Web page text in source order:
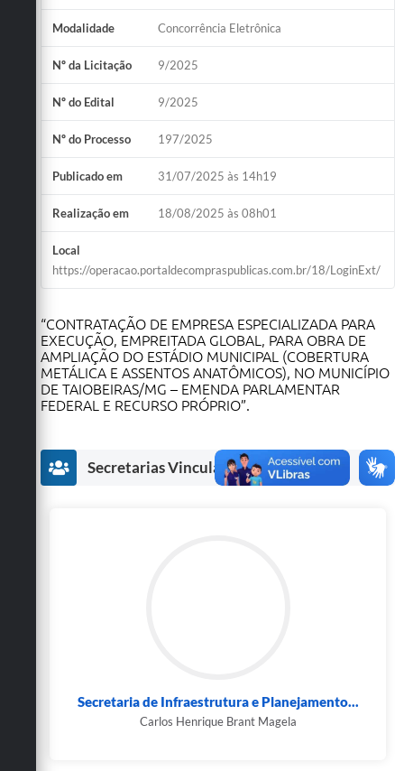
Conselho Tutelar.
Carta de Serviços
Obras
Emprega
Links
Telefones Úteis
Contato
Secretarias
Modalidade Concorrência Eletrônica
Nº da Licitação 9/2025
Nº do Edital 9/2025
Nº do Processo 197/2025
Publicado em 31/07/2025 às 14h19
Realização em 18/08/2025 às 08h01
Local
https://operacao.portaldecompraspublicas.com.br/18/LoginExt/
“CONTRATAÇÃO DE EMPRESA ESPECIALIZADA PARA
EXECUÇÃO, EMPREITADA GLOBAL, PARA OBRA DE
AMPLIAÇÃO DO ESTÁDIO MUNICIPAL (COBERTURA
METÁLICA E ASSENTOS ANATÔMICOS), NO MUNICÍPIO
DE TAIOBEIRAS/MG – EMENDA PARLAMENTAR
FEDERAL E RECURSO PRÓPRIO”.
Secretarias Vinculadas
Secretaria de Infraestrutura e Planejamento...
Carlos Henrique Brant Magela